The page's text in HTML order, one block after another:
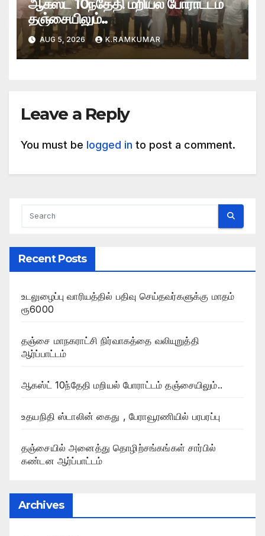
ஆகஸ்ட் 10ந்தேதி மறியல் போராட்டம்
தஞ்சையிலும்..
AUG 5, 2026 K.RAMKUMAR
Leave a Reply
You must be logged in to post a comment.
Recent Posts
உடலுழைப்பு வாரியத்தில் பதிவு செய்தவர்களுக்கு மாதம்
ரூ6000
தஞ்சை மாநகராட்சி நிர்வாகத்தை வலியுறுத்தி
ஆர்ப்பாட்டம்
ஆகஸ்ட் 10ந்தேதி மறியல் போராட்டம் தஞ்சையிலும்..
உதயநிதி ஸ்டாலின் கைது , பேராவூரணியில் பரபரப்பு
தஞ்சையில் அனைத்து தொழிற்சங்கங்கள் சார்பில்
கண்டன ஆர்ப்பாட்டம்
Archives